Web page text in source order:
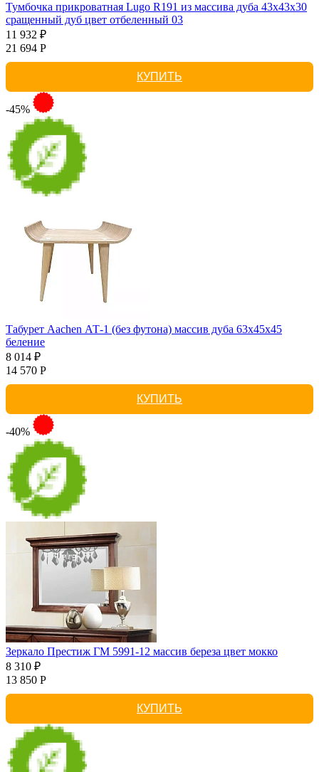
Тумбочка прикроватная Lugo R191 из массива дуба 43х43х30
сращенный дуб цвет отбеленный 03
11 932 ₽
21 694 Р
КУПИТЬ
-45%
Табурет Aachen АТ-1 (без футона) массив дуба 63х45х45
беление
8 014 ₽
14 570 Р
КУПИТЬ
-40%
Зеркало Престиж ГМ 5991-12 массив береза цвет мокко
8 310 ₽
13 850 Р
КУПИТЬ